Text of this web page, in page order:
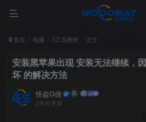
首页 电脑 工具教程 正文
安装黑苹果出现 安装无法继续，
坏 的解决方法
怪盗G德
2年前更新